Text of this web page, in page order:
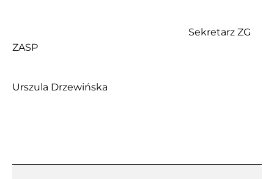
Sekretarz ZG
ZASP
Urszula Drzewińska